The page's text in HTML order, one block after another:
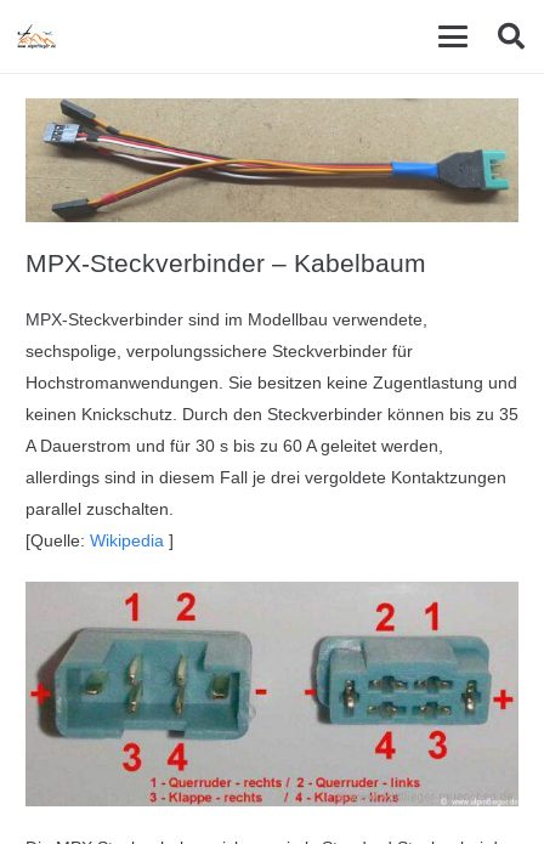
MPX-Steckverbinder – Kabelbaum
MPX-Steckverbinder sind im Modellbau verwendete,
sechspolige, verpolungssichere Steckverbinder für
Hochstromanwendungen. Sie besitzen keine Zugentlastung und
keinen Knickschutz. Durch den Steckverbinder können bis zu 35
A Dauerstrom und für 30 s bis zu 60 A geleitet werden,
allerdings sind in diesem Fall je drei vergoldete Kontaktzungen
parallel zuschalten.
[Quelle: Wikipedia ]